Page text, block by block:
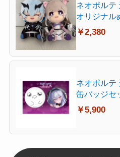
ネオポルテ
オリジナル
￥2,380
ネオポルテ
缶バッジセ
￥5,900